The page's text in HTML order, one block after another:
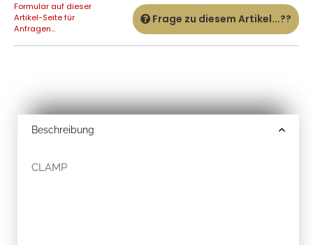
Formular auf dieser
Artikel-Seite für
Anfragen...
Frage zu diesem Artikel...??
Beschreibung
CLAMP